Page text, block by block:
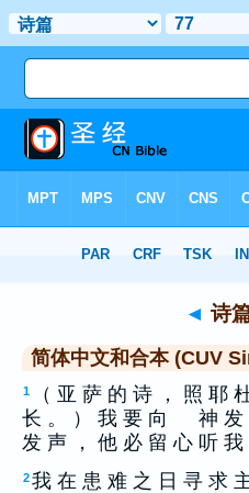
◄ 诗
简体中文和合本 (CUV
1
（ 亚 萨 的 诗 ， 照 耶
长 。 ） 我 要 向 神
发 声 ， 他 必 留 心 听 我
2我 在 患 难 之 日 寻 求